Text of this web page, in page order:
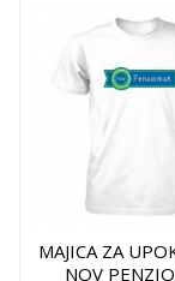
MAJICA ZA
NOV